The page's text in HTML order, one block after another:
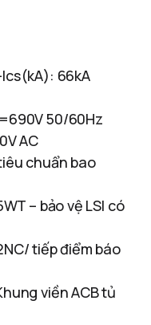
66kA
50/60Hz
AC
chuẩn bao
– bảo vệ LSI có
tiếp điểm báo
viền ACB tủ